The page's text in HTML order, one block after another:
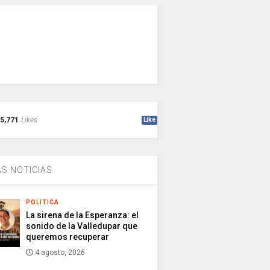
5,771 Likes Like
NOTICIAS
POLITICA
La sirena de la Esperanza: el
sonido de la Valledupar que
queremos recuperar
4 agosto, 2026